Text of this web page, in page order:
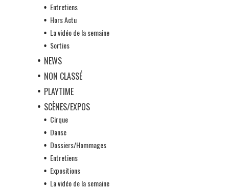
Entretiens
Hors Actu
La vidéo de la semaine
Sorties
NEWS
NON CLASSÉ
PLAYTIME
SCÈNES/EXPOS
Cirque
Danse
Dossiers/Hommages
Entretiens
Expositions
La vidéo de la semaine